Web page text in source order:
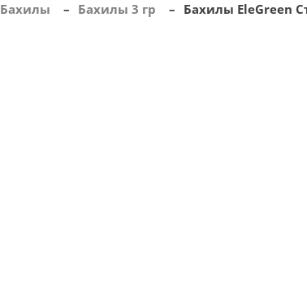
Бахилы – Бахилы 3 гр – Бахилы EleGreen